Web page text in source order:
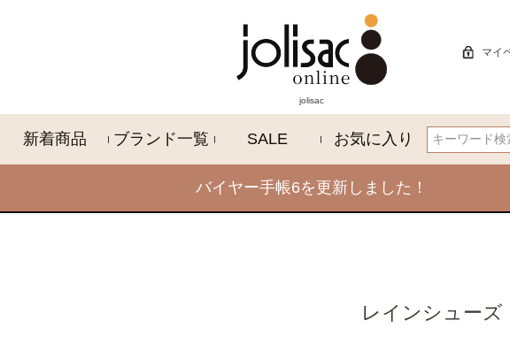
jolisac
マイ
新着商品 ブランド一覧 SALE お気に入り
検索
バイヤー手帳6を更新しました！
レインシューズ